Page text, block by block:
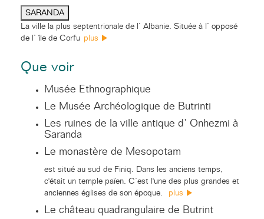
SARANDA
La ville la plus septentrionale de l’ Albanie. Située à l’ opposé
de l’ île de Corfu plus
Que voir
Musée Ethnographique
Le Musée Archéologique de Butrinti
Les ruines de la ville antique d’ Onhezmi à
Saranda
Le monastère de Mesopotam
est situé au sud de Finiq. Dans les anciens temps,
c'était un temple païen. C’est l'une des plus grandes et
anciennes églises de son époque.
plus
Le château quadrangulaire de Butrint